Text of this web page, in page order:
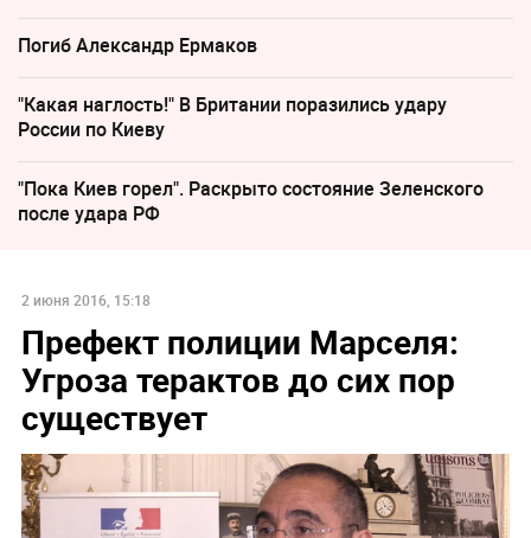
Погиб Александр Ермаков
"Какая наглость!" В Британии поразились удару
России по Киеву
"Пока Киев горел". Раскрыто состояние Зеленского
после удара РФ
2 июня 2016, 15:18
Префект полиции Марселя:
Угроза терактов до сих пор
существует